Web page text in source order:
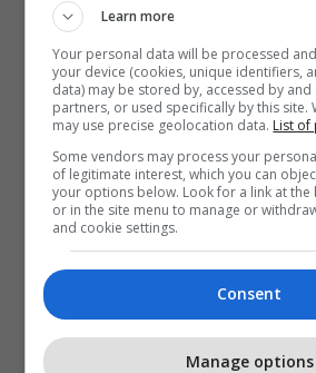
Learn more
Your personal data will be processed
your device (cookies, unique identifiers,
data) may be stored by, accessed by
partners, or used specifically by this site.
may use precise geolocation data. List of
Some vendors may process your
of legitimate interest, which you can
your options below. Look for a link at
or in the site menu to manage or
and cookie settings.
Consent
Manage options